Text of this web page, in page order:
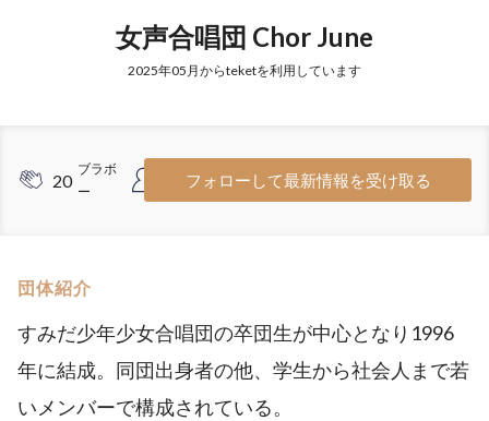
女声合唱団 Chor June
2025年05月からteketを利用しています
20
ブラボ
ー
ー
フォローして最新情報を受け取る
団体紹介
すみだ少年少女合唱団の卒団生が中心となり1996
年に結成。同団出身者の他、学生から社会人まで若
いメンバーで構成されている。